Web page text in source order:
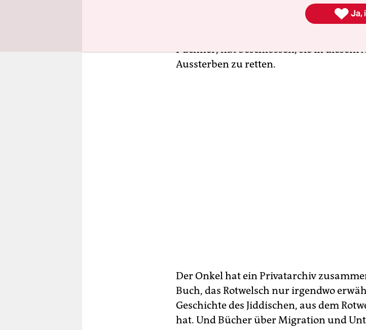
Es ist eine Geheimsprache, die kaum
Puchner, hat beschlossen, sie in
Aussterben zu retten.
Der Onkel hat ein Privatarchiv
Buch, das Rotwelsch nur irgendwo
Geschichte des Jiddischen, aus dem
hat. Und Bücher über Migration und
 Ja,